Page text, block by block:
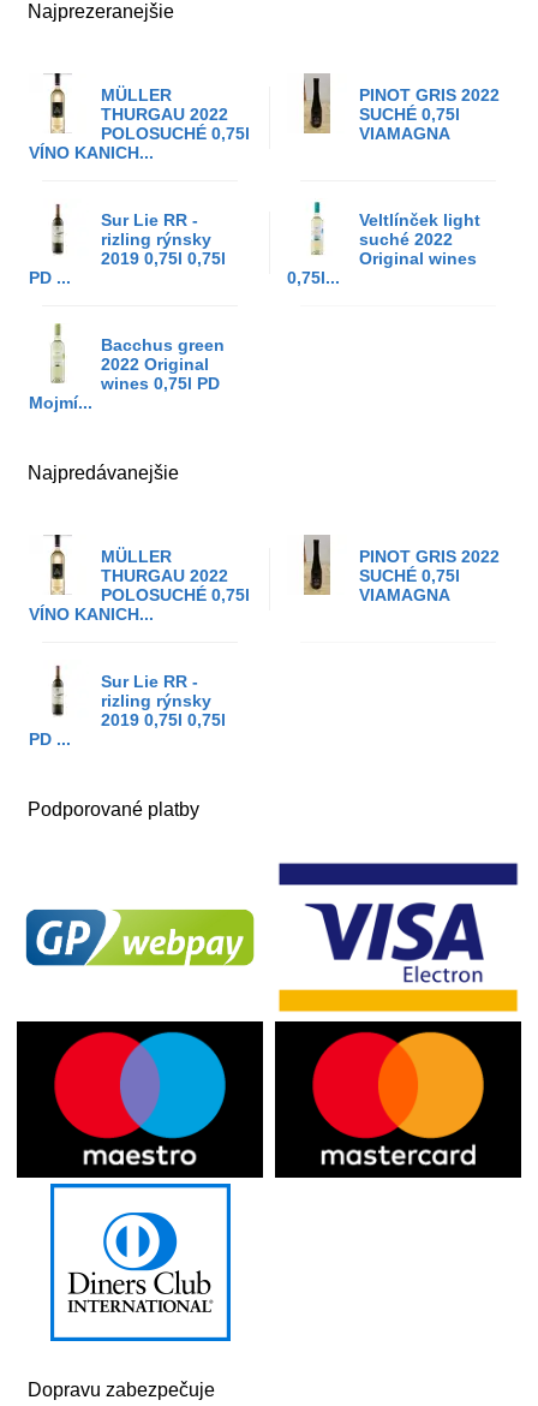
Najprezeranejšie
MÜLLER
THURGAU 2022
POLOSUCHÉ 0,75l
VÍNO KANICH...
PINOT GRIS 2022
SUCHÉ 0,75l
VIAMAGNA
Sur Lie RR -
rizling rýnsky
2019 0,75l 0,75l
PD ...
Veltlínček light
suché 2022
Original wines
0,75l...
Bacchus green
2022 Original
wines 0,75l PD
Mojmí...
Najpredávanejšie
MÜLLER
THURGAU 2022
POLOSUCHÉ 0,75l
VÍNO KANICH...
PINOT GRIS 2022
SUCHÉ 0,75l
VIAMAGNA
Sur Lie RR -
rizling rýnsky
2019 0,75l 0,75l
PD ...
Podporované platby
Dopravu zabezpečuje